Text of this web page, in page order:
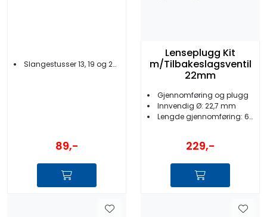
Slangestusser 13, 19 og 25 mm
89,-
Lenseplugg Kit
m/Tilbakeslagsventil
22mm
Gjennomføring og plugg
Innvendig Ø: 22,7 mm
Lengde gjennomføring: 62 mm
229,-